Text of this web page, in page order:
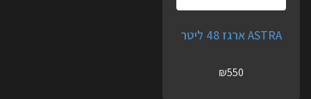
ASTRA ארגז 48 ליטר
₪550